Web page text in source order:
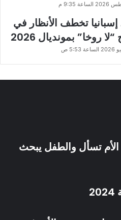
إسبانيا تخطف الأنظار في
روخا” بمونديال 2026
الأم تسأل والطفل يبحث